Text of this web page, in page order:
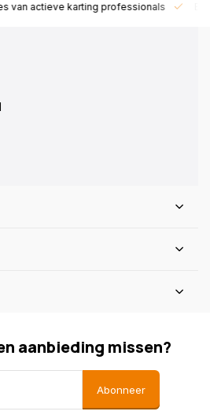
actieve karting professionals
aanbieding missen?
Abonneer